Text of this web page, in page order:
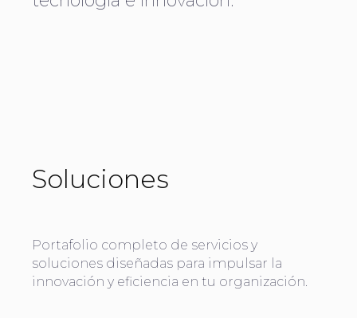
Soluciones
Portafolio completo de servicios y
soluciones diseñadas para impulsar la
innovación y eficiencia en tu organización.